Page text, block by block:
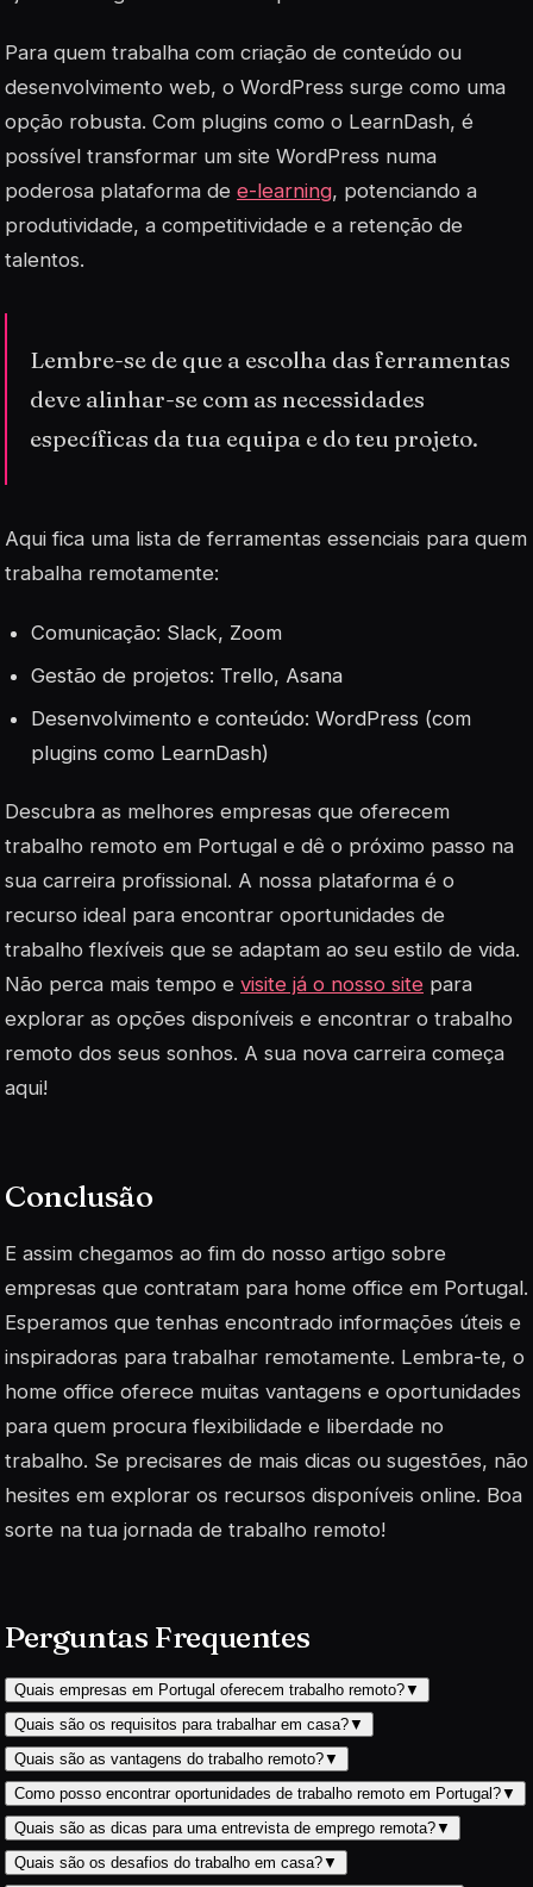
Para quem trabalha com criação de conteúdo ou
desenvolvimento web, o WordPress surge como uma
opção robusta. Com plugins como o LearnDash, é
possível transformar um site WordPress numa
poderosa plataforma de e-learning, potenciando a
produtividade, a competitividade e a retenção de
talentos.
Lembre-se de que a escolha das ferramentas
deve alinhar-se com as necessidades
específicas da tua equipa e do teu projeto.
Aqui fica uma lista de ferramentas essenciais para quem
trabalha remotamente:
Comunicação: Slack, Zoom
Gestão de projetos: Trello, Asana
Desenvolvimento e conteúdo: WordPress (com
plugins como LearnDash)
Descubra as melhores empresas que oferecem
trabalho remoto em Portugal e dê o próximo passo na
sua carreira profissional. A nossa plataforma é o
recurso ideal para encontrar oportunidades de
trabalho flexíveis que se adaptam ao seu estilo de vida.
Não perca mais tempo e visite já o nosso site para
explorar as opções disponíveis e encontrar o trabalho
remoto dos seus sonhos. A sua nova carreira começa
aqui!
Conclusão
E assim chegamos ao fim do nosso artigo sobre
empresas que contratam para home office em Portugal.
Esperamos que tenhas encontrado informações úteis e
inspiradoras para trabalhar remotamente. Lembra-te, o
home office oferece muitas vantagens e oportunidades
para quem procura flexibilidade e liberdade no
trabalho. Se precisares de mais dicas ou sugestões, não
hesites em explorar os recursos disponíveis online. Boa
sorte na tua jornada de trabalho remoto!
Perguntas Frequentes
Quais empresas em Portugal oferecem trabalho remoto?▼
Quais são os requisitos para trabalhar em casa?▼
Quais são as vantagens do trabalho remoto?▼
Como posso encontrar oportunidades de trabalho remoto em Portugal?▼
Quais são as dicas para uma entrevista de emprego remota?▼
Quais são os desafios do trabalho em casa?▼